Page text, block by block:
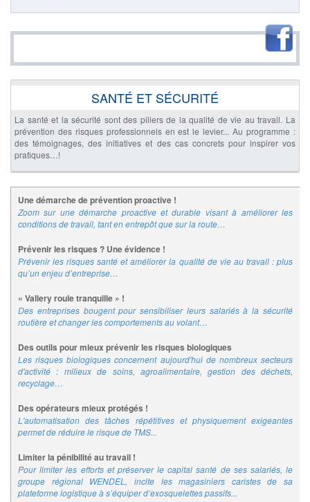
SANTÉ ET SÉCURITÉ
La santé et la sécurité sont des piliers de la qualité de vie au travail. La
prévention des risques professionnels en est le levier... Au programme :
des témoignages, des initiatives et des cas concrets pour inspirer vos
pratiques…!
Une démarche de prévention proactive !
Zoom sur une démarche proactive et durable visant à améliorer les
conditions de travail, tant en entrepôt que sur la route…
Prévenir les risques ? Une évidence !
Prévenir les risques santé et améliorer la qualité de vie au travail : plus
qu’un enjeu d’entreprise…
« Vallery roule tranquille » !
Des entreprises bougent pour sensibiliser leurs salariés à la sécurité
routière et changer les comportements au volant…
Des outils pour mieux prévenir les risques biologiques
Les risques biologiques concernent aujourd'hui de nombreux secteurs
d'activité : milieux de soins, agroalimentaire, gestion des déchets,
recyclage…
Des opérateurs mieux protégés !
L'automatisation des tâches répétitives et physiquement exigeantes
permet de réduire le risque de TMS...
Limiter la pénibilité au travail !
Pour limiter les efforts et préserver le capital santé de ses salariés, le
groupe régional WENDEL, incite les magasiniers caristes de sa
plateforme logistique à s’équiper d’exosquelettes passifs...